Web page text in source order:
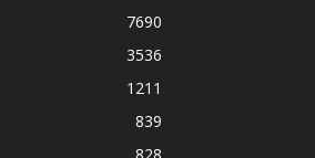
7690
3536
1211
839